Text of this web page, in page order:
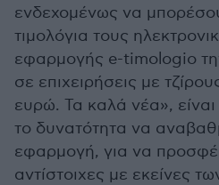
ενδεχομένως να
τιμολόγια τους
εφαρμογής e-timologio
σε επιχειρήσεις με
ευρώ. Τα καλά νέα»,
το δυνατότητα να
εφαρμογή, για να
αντίστοιχες με εκείνες